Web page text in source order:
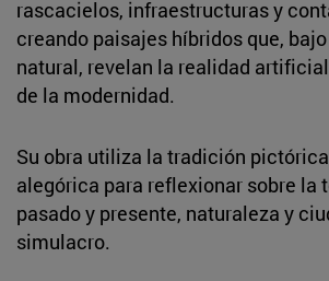
rascacielos, infraestructuras y
creando paisajes híbridos que,
natural, revelan la realidad
de la modernidad.
Su obra utiliza la tradición
alegórica para reflexionar sobre la
pasado y presente, naturaleza y
simulacro.